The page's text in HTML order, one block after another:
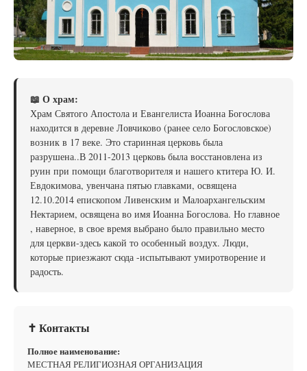
📖 О храм:
Храм Святого Апостола и Евангелиста Иоанна Богослова
находится в деревне Ловчиково (ранее село Богословское)
возник в 17 веке. Это старинная церковь была
разрушена..В 2011-2013 церковь была восстановлена из
руин при помощи благотворителя и нашего ктитера Ю. И.
Евдокимова, увенчана пятью главками, освящена
12.10.2014 епископом Ливенским и Малоархангельским
Нектарием, освящена во имя Иоанна Богослова. Но главное
, наверное, в свое время выбрано было правильно место
для церкви-здесь какой то особенный воздух. Люди,
которые приезжают сюда -испытывают умиротворение и
радость.
✝ Контакты
Полное наименование:
МЕСТНАЯ РЕЛИГИОЗНАЯ ОРГАНИЗАЦИЯ